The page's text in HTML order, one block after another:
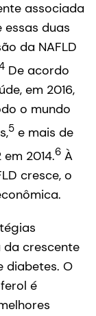
associada
duas
da NAFLD
De acordo
em 2016,
o mundo
5 e mais de
2014.6 À
cresce, o
da crescente
diabetes. O
é